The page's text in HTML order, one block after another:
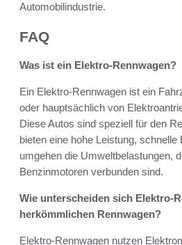
Automobilindustrie.
FAQ
Was ist ein Elektro-Rennwagen?
Ein Elektro-Rennwagen ist ein
oder hauptsächlich von
Diese Autos sind speziell für den
bieten eine hohe Leistung, schnelle
umgehen die Umweltbelastungen,
Benzinmotoren verbunden sind.
Wie unterscheiden sich Elektro-
herkömmlichen Rennwagen?
Elektro-Rennwagen nutzen